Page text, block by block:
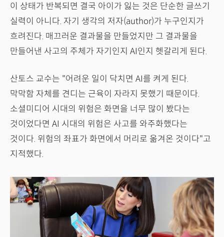
이 상태가 반복되면 결국 아이가 잃는 것은 단순한 글쓰기
실력이 아니다. 자기 생각의 저자(author)가 누구인지가
흐려진다. 매끄러운 결과물을 만들었지만 그 결과물을
만들어낸 사고의 주체가 자기인지 AI인지 헷갈리게 된다.
산토스 교수는 "어려운 일이 닥치면 AI를 켜게 된다.
막막함 자체를 견디는 근육이 자라지 못했기 때문이다.
소셜미디어 시대의 위험은 화면을 너무 많이 봤다는
것이었다면 AI 시대의 위험은 사고를 와주화했다는
것이다. 위험의 좌표가 화면에서 머리로 옮겨온 것이다"고
지적했다.